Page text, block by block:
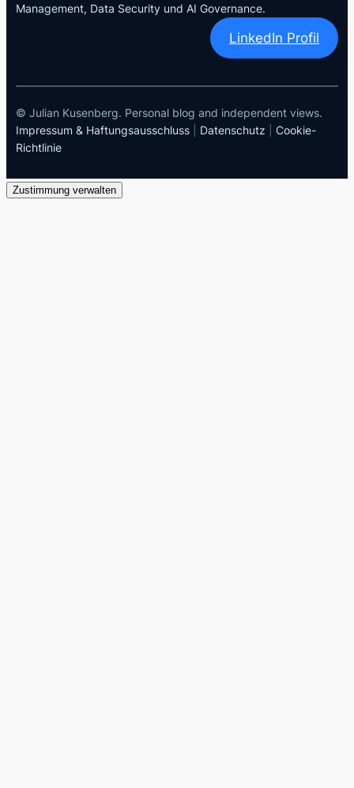
Management, Data Security und AI Governance.
LinkedIn Profil
© Julian Kusenberg. Personal blog and independent views.
Impressum & Haftungsausschluss
Datenschutz
Cookie-
Richtlinie
Zustimmung verwalten